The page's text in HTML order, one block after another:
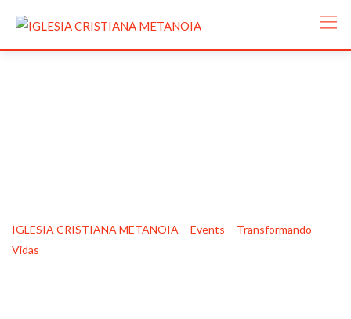
IGLESIA CRISTIANA METANOIA Events
Transformando-
Vidas